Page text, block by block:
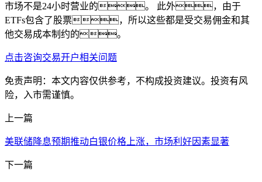
市场不是24小时营业的。 此外，由于
ETFs包含了股票，所以这些都是受交易佣金和其
他交易成本制约的。
点击咨询交易开户相关问题
免责声明：本文内容仅供参考，不构成投资建议。投资有风
险，入市需谨慎。
上一篇
美联储降息预期推动白银价格上涨，市场利好因素显著
下一篇